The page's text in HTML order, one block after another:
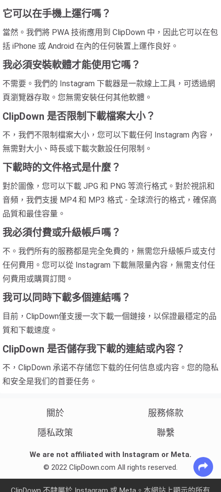
它可以在手機上運行嗎？
當然。我們將 PWA 技術應用到 ClipDown 中，因此它可以在包
括 iPhone 或 Android 在內的任何裝置上運作良好。
我必須安裝軟體才能使用它嗎？
不需要。我們的 Instagram 下載器是一款線上工具，可透過網
頁瀏覽器存取。您無需安裝任何其他軟體。
ClipDown 是否限制下載檔案大小？
不，我們不限制檔案大小，您可以下載任何 Instagram 內容，
無需對大小、時長或下載次數設任何限制。
下載時的文件格式是什麼？
對於圖像，您可以下載 JPG 和 PNG 等流行格式。對於視訊和
音頻，我們支援 MP4 和 MP3 格式 - 全球流行的格式，確保高
品質和最佳容量。
我必須付費或升級帳戶嗎？
不。我們所有的服務都是完全免費的，無需您升級帳戶或支付
任何費用。您可以從 Instagram 下載無限量內容，無需支付任
何費用或購買訂閱。
我可以同時下載多個連結嗎？
目前，ClipDown僅支援一次下載一個鏈接，以保證最穩定的品
質和下載速度。
ClipDown 是否儲存我下載的連結或內容？
不，ClipDown 承诺不存储您下载的任何信息或内容。您的隐私
和安全是我们的首要任务。
關於
服務條款
隱私政策
聯繫
We are not affiliated with Instagram or Meta.
© 2022 ClipDown.com All rights reserved.